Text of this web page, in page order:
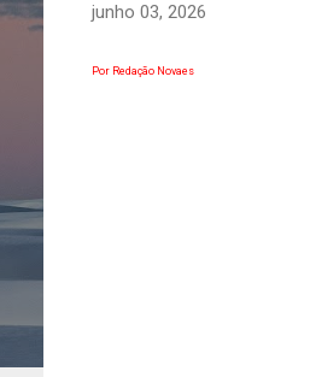
junho 03, 2026
Por Redação Novaes